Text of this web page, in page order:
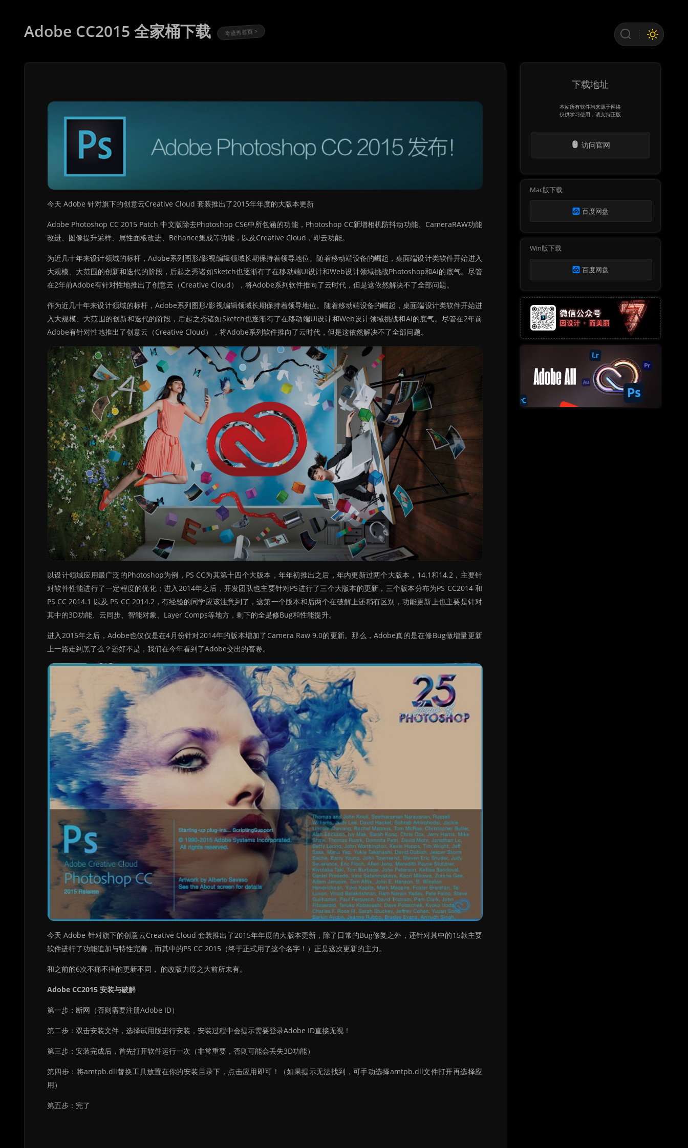
Adobe CC2015 全家桶下载 奇迹秀首页 >
今天 Adobe 针对旗下的创意云Creative Cloud 套装推出了2015年年度的大版本更新
Adobe Photoshop CC 2015 Patch 中文版除去Photoshop CS6中所包涵的功能，Photoshop CC新增相机防抖动功能、CameraRAW功能
改进、图像提升采样、属性面板改进、Behance集成等功能，以及Creative Cloud，即云功能。
为近几十年来设计领域的标杆，Adobe系列图形/影视编辑领域长期保持着领导地位。随着移动端设备的崛起，桌面端设计类软件开始进入
大规模、大范围的创新和迭代的阶段，后起之秀诸如Sketch也逐渐有了在移动端UI设计和Web设计领域挑战Photoshop和AI的底气。尽管
在2年前Adobe有针对性地推出了创意云（Creative Cloud），将Adobe系列软件推向了云时代，但是这依然解决不了全部问题。
作为近几十年来设计领域的标杆，Adobe系列图形/影视编辑领域长期保持着领导地位。随着移动端设备的崛起，桌面端设计类软件开始进
入大规模、大范围的创新和迭代的阶段，后起之秀诸如Sketch也逐渐有了在移动端UI设计和Web设计领域挑战和AI的底气。尽管在2年前
Adobe有针对性地推出了创意云（Creative Cloud），将Adobe系列软件推向了云时代，但是这依然解决不了全部问题。
以设计领域应用最广泛的Photoshop为例，PS CC为其第十四个大版本，年年初推出之后，年内更新过两个大版本，14.1和14.2，主要针
对软件性能进行了一定程度的优化；进入2014年之后，开发团队也主要针对PS进行了三个大版本的更新，三个版本分布为PS CC2014 和
PS CC 2014.1 以及 PS CC 2014.2，有经验的同学应该注意到了，这第一个版本和后两个在破解上还稍有区别，功能更新上也主要是针对
其中的3D功能、云同步、智能对象、Layer Comps等地方，剩下的全是修Bug和性能提升。
进入2015年之后，Adobe也仅仅是在4月份针对2014年的版本增加了Camera Raw 9.0的更新。那么，Adobe真的是在修Bug做增量更新
上一路走到黑了么？还好不是，我们在今年看到了Adobe交出的答卷。
今天 Adobe 针对旗下的创意云Creative Cloud 套装推出了2015年年度的大版本更新，除了日常的Bug修复之外，还针对其中的15款主要
软件进行了功能追加与特性完善，而其中的PS CC 2015（终于正式用了这个名字！）正是这次更新的主力。
和之前的6次不痛不痒的更新不同， 的改版力度之大前所未有。
Adobe CC2015 安装与破解
第一步：断网（否则需要注册Adobe ID）
第二步：双击安装文件，选择试用版进行安装，安装过程中会提示需要登录Adobe ID直接无视！
第三步：安装完成后，首先打开软件运行一次（非常重要，否则可能会丢失3D功能）
第四步：将amtpb.dll替换工具放置在你的安装目录下，点击应用即可！（如果提示无法找到，可手动选择amtpb.dll文件打开再选择应
用）
第五步：完了
下载地址
本站所有软件均来源于网络
仅供学习使用，请支持正版
访问官网
Mac版下载
百度网盘
Win版下载
百度网盘